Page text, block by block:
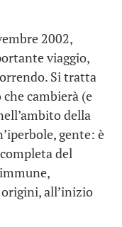
2002,
viaggio,
Si tratta
cambierà (e
della
gente: è
del
all’inizio